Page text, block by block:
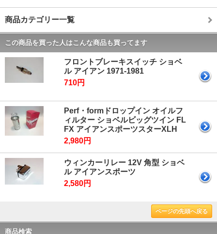
商品カテゴリー一覧
この商品を買った人はこんな商品も買ってます
フロントブレーキスイッチ ショベ
ル アイアン 1971-1981
710円
Perf・formドロップイン オイルフ
ィルター ショベルビッグツイン FL
FX アイアンスポーツスターXLH
2,980円
ウィンカーリレー 12V 角型 ショベ
ル アイアンスポーツ
2,580円
ページの先頭へ戻る
商品検索